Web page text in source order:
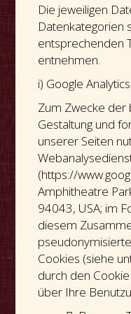
Die jeweiligen
Datenkategorien
entsprechenden
entnehmen.
i) Google Analytics
Zum Zwecke
Gestaltung und
unserer Seiten
(https://
Amphitheatre
94043, USA; im
diesem
Cookies (siehe
durch den
über Ihre